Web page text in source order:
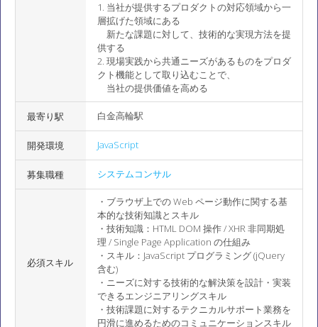
1. 当社が提供するプロダクトの対応領域から一
層拡げた領域にある
新たな課題に対して、技術的な実現方法を提
供する
2. 現場実践から共通ニーズがあるものをプロダ
クト機能として取り込むことで、
当社の提供価値を高める
最寄り駅 白金高輪駅
開発環境 JavaScript
募集職種 システムコンサル
必須スキル
・ブラウザ上での Web ページ動作に関する基
本的な技術知識とスキル
・技術知識：HTML DOM 操作 / XHR 非同期処
理 / Single Page Application の仕組み
・スキル：JavaScript プログラミング (jQuery
含む)
・ニーズに対する技術的な解決策を設計・実装
できるエンジニアリングスキル
・技術課題に対するテクニカルサポート業務を
円滑に進めるためのコミュニケーションスキル